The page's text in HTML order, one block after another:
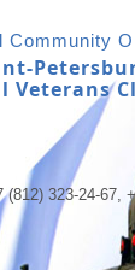
Сommunity
Veterans
323-24-67,